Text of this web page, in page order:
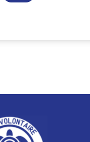
et
animaux